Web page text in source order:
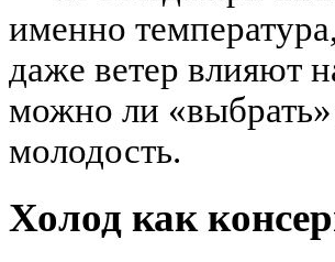
именно
даже ветер влияют
можно ли
молодость.
Холод как